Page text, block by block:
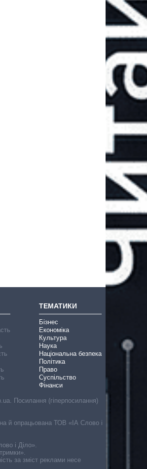
ТЕМАТИКИ
Бізнес
Економіка
Культура
Наука
Національна безпека
Політика
Право
Суспільство
Фінанси
Посилання (гіперпосилання)
й опрацьована ТОВ «ІА Слово і
і Діло».
за зміст реклами несе